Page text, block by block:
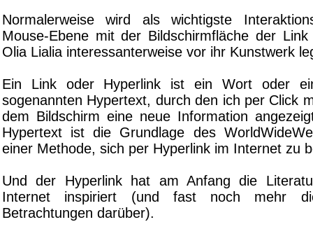
Normalerweise wird als wichtigste
Mouse-Ebene mit der Bildschirmfläche der
Olia Lialia interessanterweise vor ihr Kunstwerk
Ein Link oder Hyperlink ist ein Wort oder
sogenannten Hypertext, durch den ich per Click
dem Bildschirm eine neue Information
Hypertext ist die Grundlage des
einer Methode, sich per Hyperlink im Internet zu
Und der Hyperlink hat am Anfang die
Internet inspiriert (und fast noch mehr
Betrachtungen darüber).